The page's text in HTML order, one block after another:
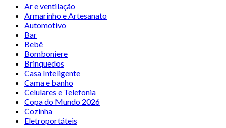
Ar e ventilação
Armarinho e Artesanato
Automotivo
Bar
Bebê
Bomboniere
Brinquedos
Casa Inteligente
Cama e banho
Celulares e Telefonia
Copa do Mundo 2026
Cozinha
Eletroportáteis